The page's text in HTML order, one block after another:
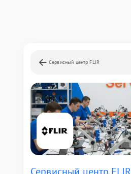
Сервисный центр FLIR